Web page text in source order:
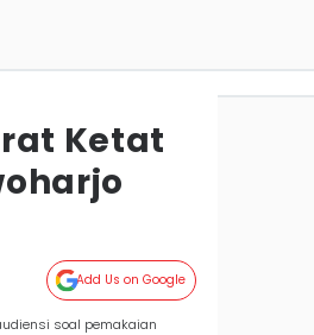
Ketat
Add Us on Google
soal pemakaian